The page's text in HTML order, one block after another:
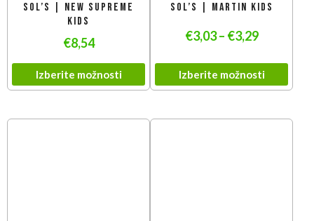
SOL’S | New Supreme
Kids
€8,54
Izberite možnosti
SOL’S | Martin Kids
€3,03– €3,29
Izberite možnosti